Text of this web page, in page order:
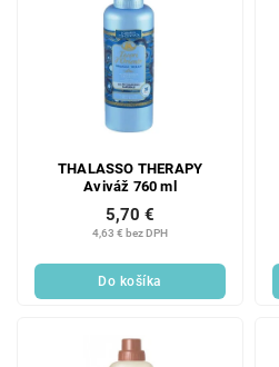
THALASSO THERAPY
Aviváž 760 ml
4,63 € bez DPH
5,70 €
Do košíka